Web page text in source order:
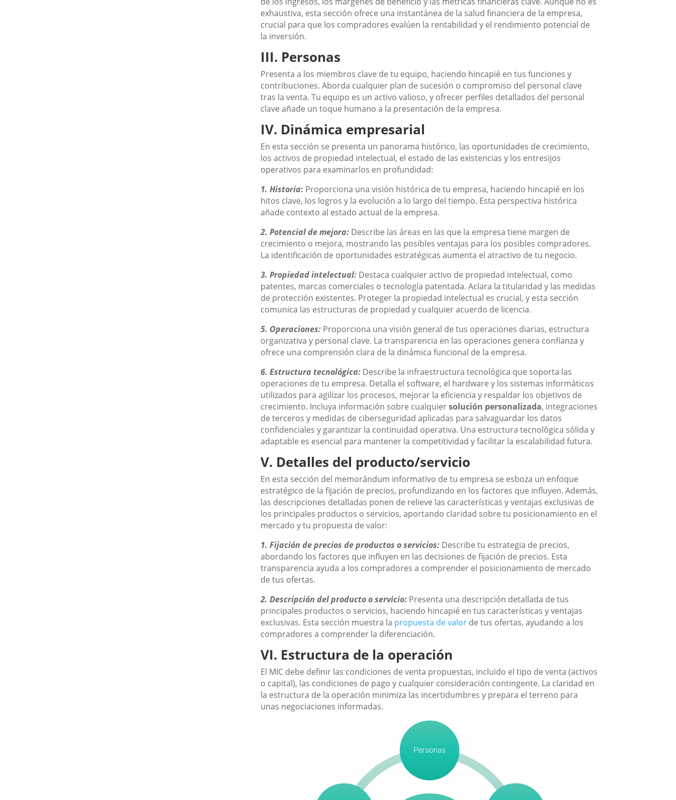
exhaustiva, esta sección ofrece una instantánea de la salud financiera de la empresa,
crucial para que los compradores evalúen la rentabilidad y el rendimiento potencial de
la inversión.
III. Personas
Presenta a los miembros clave de tu equipo, haciendo hincapié en tus funciones y
contribuciones. Aborda cualquier plan de sucesión o compromiso del personal clave
tras la venta. Tu equipo es un activo valioso, y ofrecer perfiles detallados del personal
clave añade un toque humano a la presentación de la empresa.
IV. Dinámica empresarial
En esta sección se presenta un panorama histórico, las oportunidades de crecimiento,
los activos de propiedad intelectual, el estado de las existencias y los entresijos
operativos para examinarlos en profundidad:
1. Historia: Proporciona una visión histórica de tu empresa, haciendo hincapié en los
hitos clave, los logros y la evolución a lo largo del tiempo. Esta perspectiva histórica
añade contexto al estado actual de la empresa.
2. Potencial de mejora: Describe las áreas en las que la empresa tiene margen de
crecimiento o mejora, mostrando las posibles ventajas para los posibles compradores.
La identificación de oportunidades estratégicas aumenta el atractivo de tu negocio.
3. Propiedad intelectual: Destaca cualquier activo de propiedad intelectual, como
patentes, marcas comerciales o tecnología patentada. Aclara la titularidad y las medidas
de protección existentes. Proteger la propiedad intelectual es crucial, y esta sección
comunica las estructuras de propiedad y cualquier acuerdo de licencia.
5. Operaciones: Proporciona una visión general de tus operaciones diarias, estructura
organizativa y personal clave. La transparencia en las operaciones genera confianza y
ofrece una comprensión clara de la dinámica funcional de la empresa.
6. Estructura tecnológica: Describe la infraestructura tecnológica que soporta las
operaciones de tu empresa. Detalla el software, el hardware y los sistemas informáticos
utilizados para agilizar los procesos, mejorar la eficiencia y respaldar los objetivos de
crecimiento. Incluya información sobre cualquiersolución personalizada, integraciones
de terceros y medidas de ciberseguridad aplicadas para salvaguardar los datos
confidenciales y garantizar la continuidad operativa. Una estructura tecnológica sólida y
adaptable es esencial para mantener la competitividad y facilitar la escalabilidad futura.
V. Detalles del producto/servicio
En esta sección del memorándum informativo de tu empresa se esboza un enfoque
estratégico de la fijación de precios, profundizando en los factores que influyen. Además,
las descripciones detalladas ponen de relieve las características y ventajas exclusivas de
los principales productos o servicios, aportando claridad sobre tu posicionamiento en el
mercado y tu propuesta de valor:
1. Fijación de precios de productos o servicios: Describe tu estrategia de precios,
abordando los factores que influyen en las decisiones de fijación de precios. Esta
transparencia ayuda a los compradores a comprender el posicionamiento de mercado
de tus ofertas.
2. Descripción del producto o servicio: Presenta una descripción detallada de tus
principales productos o servicios, haciendo hincapié en tus características y ventajas
exclusivas. Esta sección muestra la propuesta de valor de tus ofertas, ayudando a los
compradores a comprender la diferenciación.
VI. Estructura de la operación
El MIC debe definir las condiciones de venta propuestas, incluido el tipo de venta (activos
o capital), las condiciones de pago y cualquier consideración contingente. La claridad en
la estructura de la operación minimiza las incertidumbres y prepara el terreno para
unas negociaciones informadas.